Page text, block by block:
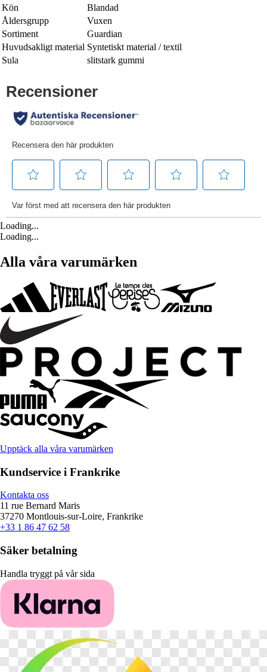
Kön
Blandad
Åldersgrupp
Vuxen
Sortiment
Guardian
Huvudsakligt material Syntetiskt material / textil
Sula
slitstark gummi
Loading...
Loading...
Alla våra varumärken
Upptäck alla våra varumärken
Kundservice i Frankrike
Kontakta oss
11 rue Bernard Maris
37270 Montlouis-sur-Loire, Frankrike
+33 1 86 47 62 58
Säker betalning
Handla tryggt på vår sida